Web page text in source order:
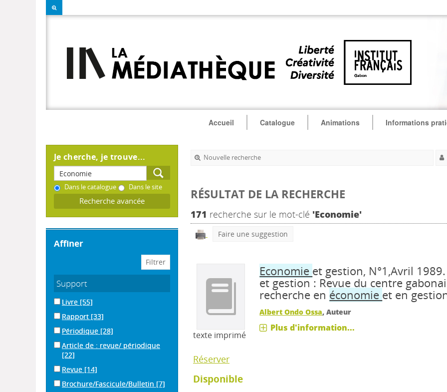
Accueil Catalogue Animations Informations
Je cherche, je trouve...
Dans le catalogue Dans le site
Recherche avancée
affiner
Support
Livre [55]
Rapport [33]
Périodique [28]
Article de : revue/ périodique
[22]
Revue [14]
Brochure/Fascicule/Bulletin [7]
Nouvelle recherche
RÉSULTAT DE LA RECHERCHE
171 recherche sur le mot-clé 'Economie'
Faire une suggestion
texte imprimé
Economie et gestion, N°1,Avril
et gestion : Revue du centre
recherche en économie et en
Albert Ondo Ossa, Auteur
Plus d'information...
Réserver
Disponible